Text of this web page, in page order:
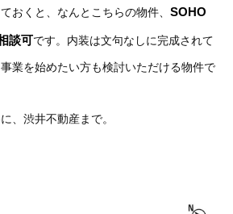
おくと、なんとこちらの物件、 SOHO
談可です。内装は文句なしに完成されて
業を始めたい方も検討いただける物件で
、渋井不動産まで。